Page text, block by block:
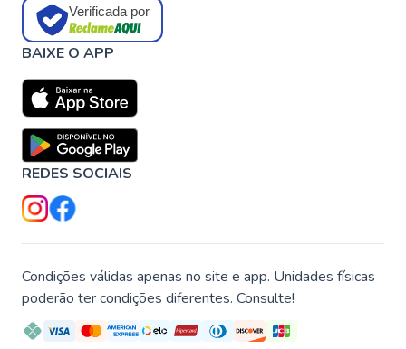
Verificada por
BAIXE O APP
REDES SOCIAIS
Condições válidas apenas no site e app. Unidades físicas
poderão ter condições diferentes. Consulte!